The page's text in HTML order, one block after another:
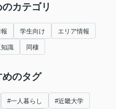
カテゴリ
学生向け エリア情報
識 同棲
めのタグ
#一人暮らし #近畿大学